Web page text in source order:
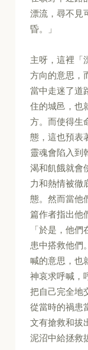
漂流，尋不見
昏。」
主呀，這裡「
方向的意思，
當中走迷了道
住的城邑，也
方。而使得生
態，這也預表
靈魂會陷入到
渴和飢餓就會
力和熱情被徹
態。然而當他
篇作者指出他
「於是，他
患中搭救他們
喊的意思，也
神哀求呼喊，
把自己完全地
從當時的禍患
文有搶救和拔
泥沼中給拯救